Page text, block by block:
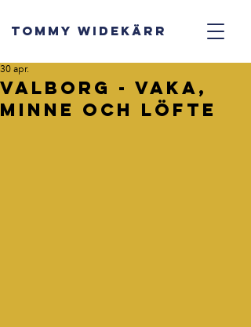
TOMMY WIDEKÄRR
Valborg - vaka,
minne och löfte
30 apr.